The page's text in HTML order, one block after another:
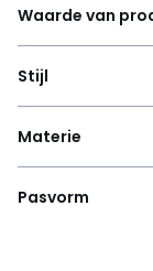
Waarde van
Stijl
Materie
Pasvorm